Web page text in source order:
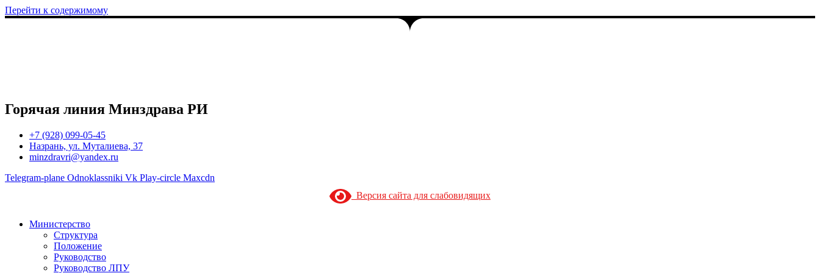
Перейти к содержимому
Горячая линия Минздрава РИ
+7 (928) 099-05-45
Назрань, ул. Муталиева, 37
minzdravri@yandex.ru
Telegram-plane Odnoklassniki Vk Play-circle Maxcdn
Версия сайта для слабовидящих
Министерство
Структура
Положение
Руководство
Руководство ЛПУ